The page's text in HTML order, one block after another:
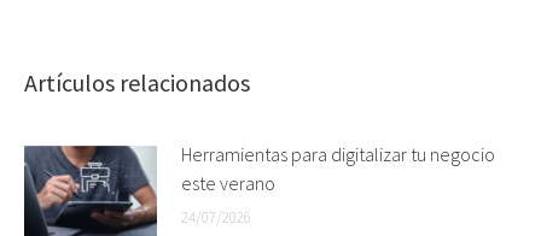
Artículos relacionados
Herramientas para digitalizar tu negocio
este verano
24/07/2026